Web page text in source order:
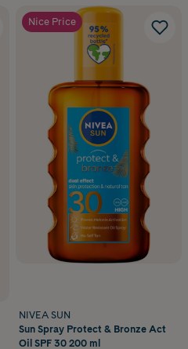
Nice Price
NIVEA SUN
Sun Spray Protect & Bronze Act
Oil SPF 30 200 ml